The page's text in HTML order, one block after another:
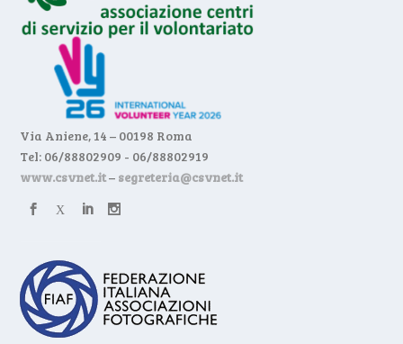
Via Aniene, 14 – 00198 Roma
Tel: 06/88802909 - 06/88802919
www.csvnet.it– segreteria@csvnet.it